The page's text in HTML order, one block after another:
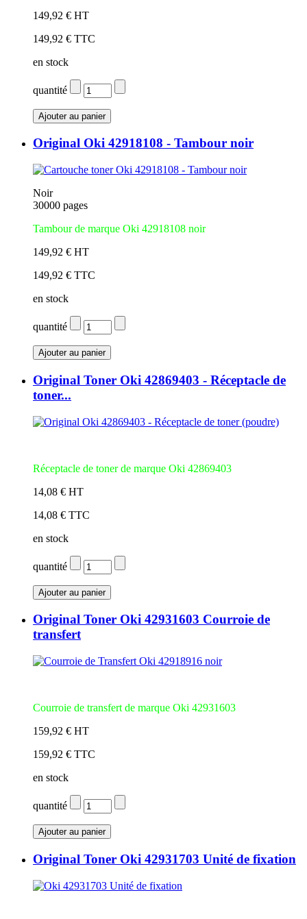
149,92 € HT
149,92 € TTC
en stock
quantité
Original Oki 42918108 - Tambour noir
Noir
30000 pages
Tambour de marque Oki 42918108 noir
149,92 € HT
149,92 € TTC
en stock
quantité
Original Toner Oki 42869403 - Réceptacle de
toner...
Réceptacle de toner de marque Oki 42869403
14,08 € HT
14,08 € TTC
en stock
quantité
Original Toner Oki 42931603 Courroie de
transfert
Courroie de transfert de marque Oki 42931603
159,92 € HT
159,92 € TTC
en stock
quantité
Original Toner Oki 42931703 Unité de fixation